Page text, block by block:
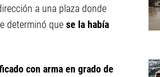
a una plaza donde
determinó que se la había
con arma en grado de